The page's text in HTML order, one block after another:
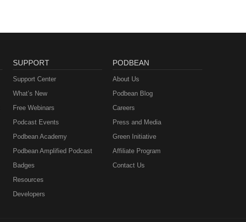
SUPPORT
Support Center
What’s New
Free Webinars
Podcast Events
Podbean Academy
Podbean Amplified Podcast
Badges
Resources
Developers
PODBEAN
About Us
Podbean Blog
Careers
Press and Media
Green Initiative
Affiliate Program
Contact Us